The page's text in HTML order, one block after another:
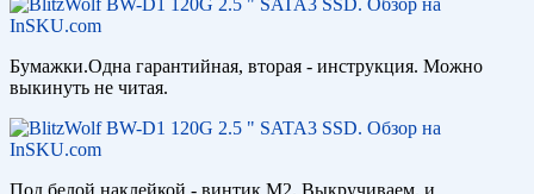
Бумажки.Одна гарантийная, вторая - инструкция. Можно
выкинуть не читая.